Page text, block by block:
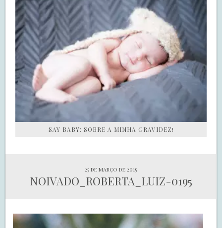
SAY BABY: SOBRE A MINHA GRAVIDEZ!
25 de março de 2015
NOIVADO_ROBERTA_LUIZ-0195